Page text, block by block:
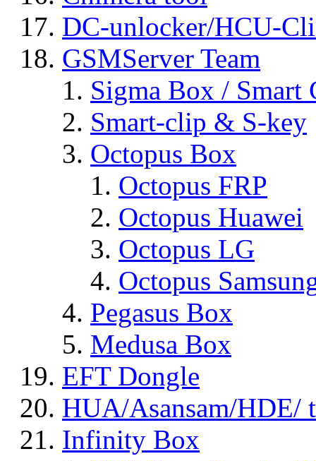
DC-unlocker/HCU-
GSMServer Team
Sigma Box / Smart
Smart-clip & S-key
Octopus Box
Octopus FRP
Octopus Huawei
Octopus LG
Octopus
Pegasus Box
Medusa Box
EFT Dongle
HUA/Asansam/HDE/
Infinity Box